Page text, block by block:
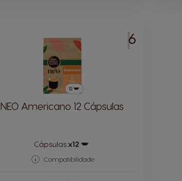
INTENSIDADE6
NEO Americano 12 Cápsulas
Cápsulas:x12
Compatibilidade